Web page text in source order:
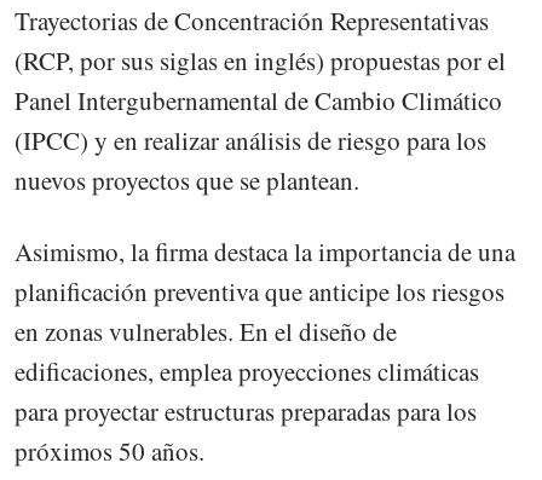
Trayectorias de Concentración Representativas
(RCP, por sus siglas en inglés) propuestas por el
Panel Intergubernamental de Cambio Climático
(IPCC) y en realizar análisis de riesgo para los
nuevos proyectos que se plantean.
Asimismo, la firma destaca la importancia de una
planificación preventiva que anticipe los riesgos
en zonas vulnerables. En el diseño de
edificaciones, emplea proyecciones climáticas
para proyectar estructuras preparadas para los
próximos 50 años.